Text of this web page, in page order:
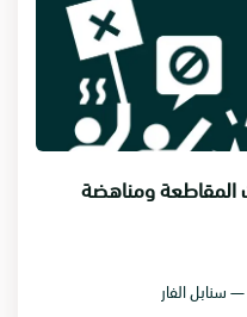
المقاطعة ومناهضة
سنابل الفار